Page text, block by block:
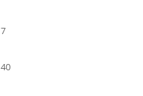
7
40